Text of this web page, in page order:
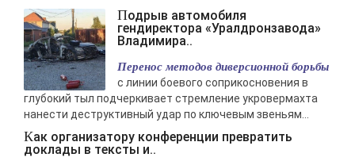
Подрыв автомобиля
гендиректора «Уралдронзавода»
Владимира..
Перенос методов диверсионной борьбы
с линии боевого соприкосновения в
глубокий тыл подчеркивает стремление укровермахта
нанести деструктивный удар по ключевым звеньям...
Как организатору конференции превратить
доклады в тексты и..